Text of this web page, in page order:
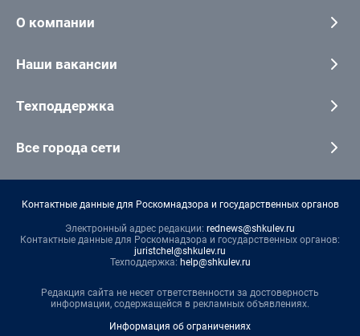
О компании
Наши вакансии
Техподдержка
Все города сети
Контактные данные для Роскомнадзора и государственных органов
Электронный адрес редакции: rednews@shkulev.ru
Контактные данные для Роскомнадзора и государственных органов:
juristchel@shkulev.ru
Техподдержка: help@shkulev.ru
Редакция сайта не несет ответственности за достоверность
информации, содержащейся в рекламных объявлениях.
Информация об ограничениях